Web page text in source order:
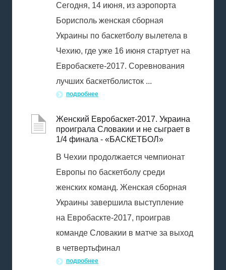
Сегодня, 14 июня, из аэропорта
Борисполь женская сборная
Украины по баскетболу вылетела в
Чехию, где уже 16 июня стартует на
Евробаскете-2017. Соревнования
лучших баскетболисток ...
подробнее
Женский Евробаскет-2017. Украина
проиграла Словакии и не сыграет в
1/4 финала - «БАСКЕТБОЛ»
В Чехии продолжается чемпионат
Европы по баскетболу среди
женских команд. Женская сборная
Украины завершила выступление
на Евробаскте-2017, проиграв
команде Словакии в матче за выход
в четвертьфинал
подробнее